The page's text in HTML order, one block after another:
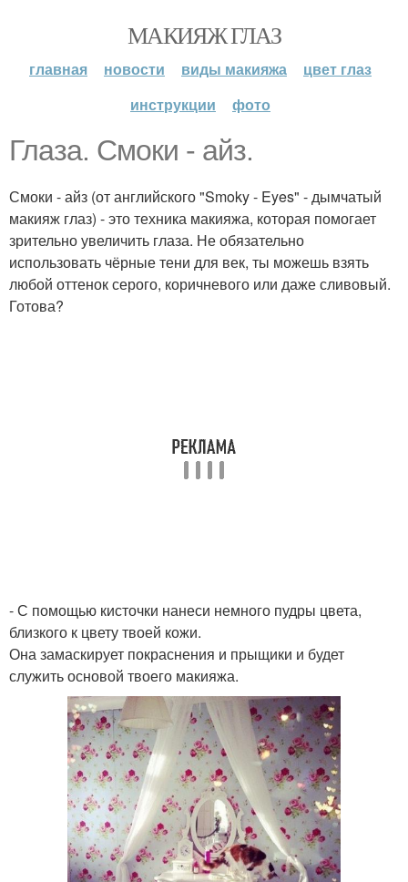
МАКИЯЖ ГЛАЗ
главная новости виды макияжа
цвет глаз
инструкции
фото
Глаза. Смоки - айз.
Смоки - айз (от английского "Smoky - Eyes" - дымчатый
макияж глаз) - это техника макияжа, которая помогает
зрительно увеличить глаза. Не обязательно
использовать чёрные тени для век, ты можешь взять
любой оттенок серого, коричневого или даже сливовый.
Готова?
- С помощью кисточки нанеси немного пудры цвета,
близкого к цвету твоей кожи.
Она замаскирует покраснения и прыщики и будет
служить основой твоего макияжа.